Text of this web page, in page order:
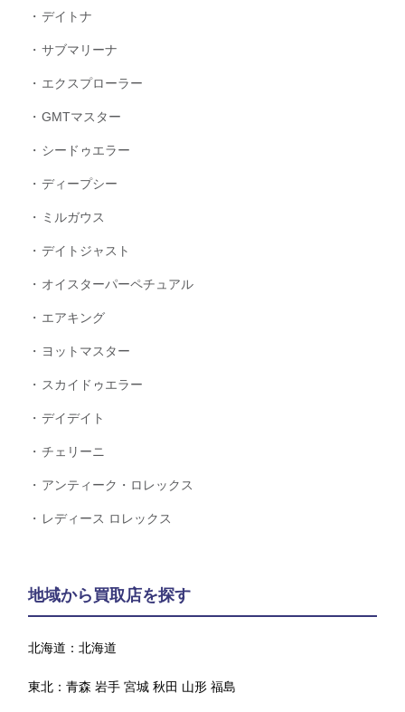
デイトナ
サブマリーナ
エクスプローラー
GMTマスター
シードゥエラー
ディープシー
ミルガウス
デイトジャスト
オイスターパーペチュアル
エアキング
ヨットマスター
スカイドゥエラー
デイデイト
チェリーニ
アンティーク・ロレックス
レディース ロレックス
地域から買取店を探す
北海道：北海道
東北：青森 岩手 宮城 秋田 山形 福島